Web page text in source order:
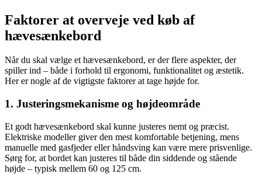
Faktorer at overveje ved køb af
hævesænkebord
Når du skal vælge et hævesænkebord, er der flere aspekter, der
spiller ind – både i forhold til ergonomi, funktionalitet og æstetik.
Her er nogle af de vigtigste faktorer at tage højde for.
1. Justeringsmekanisme og højdeområde
Et godt hævesænkebord skal kunne justeres nemt og præcist.
Elektriske modeller giver den mest komfortable betjening, mens
manuelle med gasfjeder eller håndsving kan være mere prisvenlige.
Sørg for, at bordet kan justeres til både din siddende og stående
højde – typisk mellem 60 og 125 cm.